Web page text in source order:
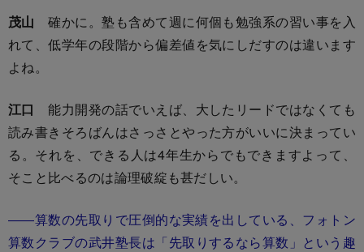
茂山 確かに。塾も含めて週に何個も勉強系の習い事を入
れて、低学年の段階から偏差値を気にしだすのは違います
よね。
江口
能力開発の話でいえば、大したリードではなくても
読み書きそろばんはさっさとやった方がいいに決まってい
る。それを、できる人は4年生からでもできますよって、
そこと比べるのは論理破綻も甚だしい。
――算数の先取りで圧倒的な実績を出している、フォトン
算数クラブの武井塾長は「先取りするなら算数」という趣